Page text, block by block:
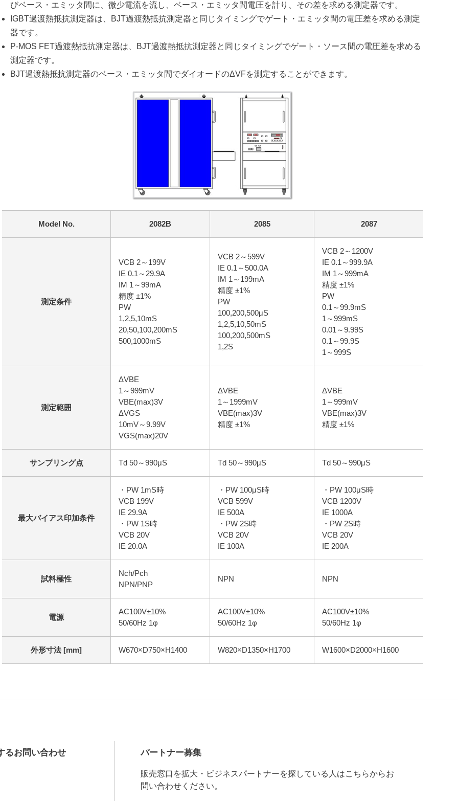
びベース・エミッタ間に、微少電流を流し、ベース・エミッタ間電圧を計り、その差を求める測定器です。
IGBT過渡熱抵抗測定器は、BJT過渡熱抵抗測定器と同じタイミングでゲート・エミッタ間の電圧差を求める測定
器です。
P-MOS FET過渡熱抵抗測定器は、BJT過渡熱抵抗測定器と同じタイミングでゲート・ソース間の電圧差を求める
測定器です。
BJT過渡熱抵抗測定器のベース・エミッタ間でダイオードのΔVFを測定することができます。
Model No. 2082B 2085 2087
測定条件
VCB 2～199V
IE 0.1～29.9A
IM 1～99mA
精度 ±1%
PW
1,2,5,10mS
20,50,100,200mS
500,1000mS
VCB 2～599V
IE 0.1～500.0A
IM 1～199mA
精度 ±1%
PW
100,200,500μS
1,2,5,10,50mS
100,200,500mS
1,2S
VCB 2～1200V
IE 0.1～999.9A
IM 1～999mA
精度 ±1%
PW
0.1～99.9mS
1～999mS
0.01～9.99S
0.1～99.9S
1～999S
測定範囲
ΔVBE
1～999mV
VBE(max)3V
ΔVGS
10mV～9.99V
VGS(max)20V
ΔVBE
1～1999mV
VBE(max)3V
精度 ±1%
ΔVBE
1～999mV
VBE(max)3V
精度 ±1%
サンプリング点 Td 50～990μS Td 50～990μS Td 50～990μS
最大バイアス印加条件
・PW 1mS時
VCB 199V
IE 29.9A
・PW 1S時
VCB 20V
IE 20.0A
・PW 100μS時
VCB 599V
IE 500A
・PW 2S時
VCB 20V
IE 100A
・PW 100μS時
VCB 1200V
IE 1000A
・PW 2S時
VCB 20V
IE 200A
試料極性
Nch/Pch
NPN/PNP
NPN NPN
電源
AC100V±10%
50/60Hz 1φ
AC100V±10%
50/60Hz 1φ
AC100V±10%
50/60Hz 1φ
外形寸法 [mm] W670×D750×H1400 W820×D1350×H1700 W1600×D2000×H1600
るお問い合わせ パートナー募集
販売窓口を拡大・ビジネスパートナーを探している人はこちらからお
問い合わせください。